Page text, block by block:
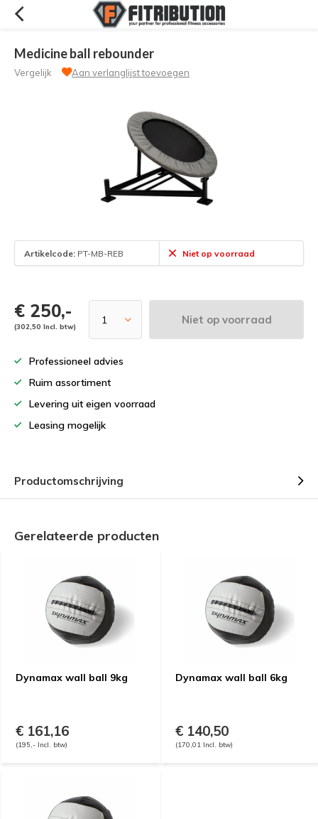
Medicine ball rebounder
Vergelijk Aan verlanglijst toevoegen
Artikelcode: PT-MB-REB Niet op voorraad
€ 250,-
(302,50 Incl. btw)
Niet op voorraad
Professioneel advies
Ruim assortiment
Levering uit eigen voorraad
Leasing mogelijk
Productomschrijving
Gerelateerde producten
Dynamax wall ball 9kg
€ 161,16
(195,- Incl. btw)
Dynamax wall ball 6kg
€ 140,50
(170,01 Incl. btw)